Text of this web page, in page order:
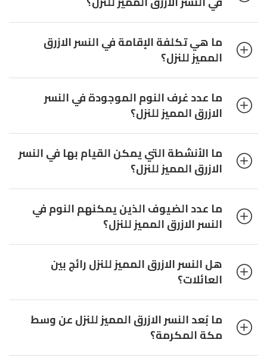
ما هي تكلفة الإقامة في النسر الازرق
المميز للنزل؟
ما عدد غرف النوم الموجودة في النسر
الازرق المميز للنزل؟
ما الأنشطة التي يمكن القيام بها في النسر
الازرق المميز للنزل؟
ما عدد الضيوف الذين يمكنهم النوم في
النسر الازرق المميز للنزل؟
هل النسر الازرق المميز للنزل رائج بين
العائلات؟
ما بُعد النسر الازرق المميز للنزل عن وسط
مكة المكرمة؟